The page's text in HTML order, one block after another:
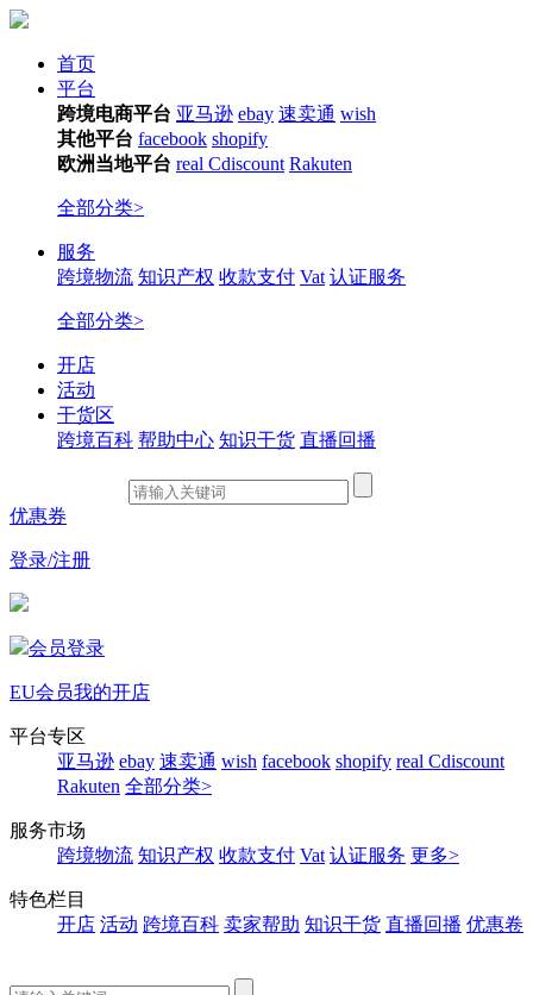
首页
平台
跨境电商平台 亚马逊 ebay 速卖通 wish
其他平台 facebook shopify
欧洲当地平台 real Cdiscount Rakuten
全部分类>
服务
跨境物流 知识产权 收款支付 Vat 认证服务
全部分类>
开店
活动
干货区
跨境百科 帮助中心 知识干货 直播回播
优惠券
登录/注册
会员登录
EU会员我的开店
平台专区
亚马逊 ebay 速卖通 wish facebook shopify real Cdiscount
Rakuten 全部分类>
服务市场
跨境物流 知识产权 收款支付 Vat 认证服务 更多>
特色栏目
开店 活动 跨境百科 卖家帮助 知识干货 直播回播 优惠卷